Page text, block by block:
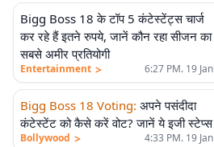
Bigg Boss 18 के टॉप 5 कंटेस्टेंट्स चार्ज
कर रहे हैं इतने रुपये, जानें कौन रहा सीजन का
सबसे अमीर प्रतियोगी
Entertainment > 6:27 PM. 19 Jan
Bigg Boss 18 Voting: अपने पसंदीदा
कंटेस्टेंट को कैसे करें वोट? जानें ये इजी स्टेप्स
Bollywood > 4:33 PM. 19 Jan